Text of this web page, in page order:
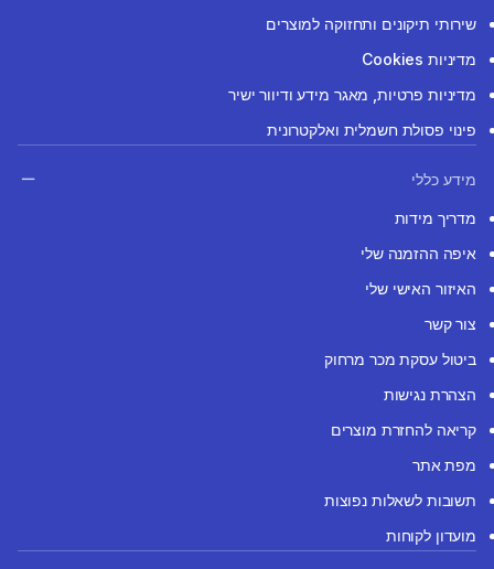
שירותי תיקונים ותחזוקה למוצרים
מדיניות Cookies
מדיניות פרטיות, מאגר מידע ודיוור ישיר
פינוי פסולת חשמלית ואלקטרונית
מידע כללי
מדריך מידות
איפה ההזמנה שלי
האיזור האישי שלי
צור קשר
ביטול עסקת מכר מרחוק
הצהרת נגישות
קריאה להחזרת מוצרים
מפת אתר
תשובות לשאלות נפוצות
מועדון לקוחות